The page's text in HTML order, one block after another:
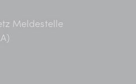
Meldestelle